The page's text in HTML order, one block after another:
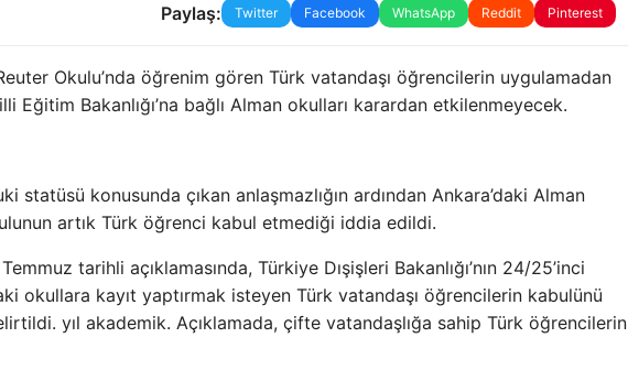
Paylaş: Twitter Facebook WhatsApp Reddit Pinterest
Okulu’nda öğrenim gören Türk vatandaşı öğrencilerin uygulamadan
Eğitim Bakanlığı’na bağlı Alman okulları karardan etkilenmeyecek.
statüsü konusunda çıkan anlaşmazlığın ardından Ankara’daki Alman
artık Türk öğrenci kabul etmediği iddia edildi.
tarihli açıklamasında, Türkiye Dışişleri Bakanlığı’nın 24/25’inci
okullara kayıt yaptırmak isteyen Türk vatandaşı öğrencilerin kabulünü
yıl akademik. Açıklamada, çifte vatandaşlığa sahip Türk öğrencilerin